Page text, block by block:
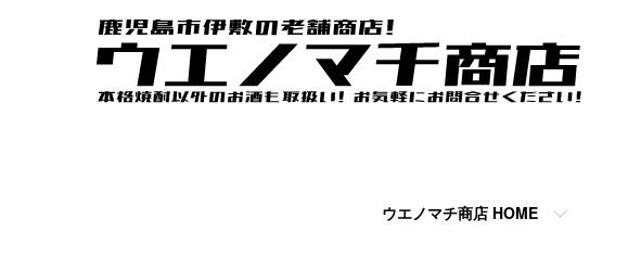
ウエノマチ商店 HOME